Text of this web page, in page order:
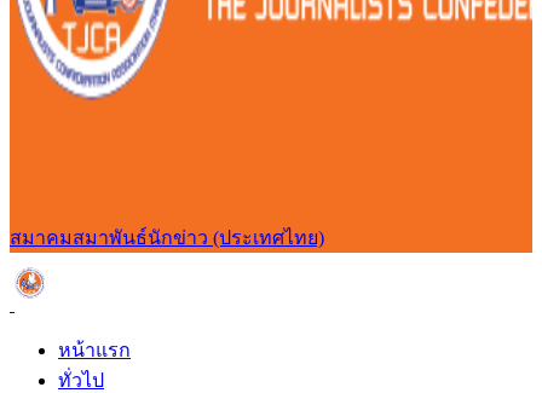
สมาคมสมาพันธ์นักข่าว (ประเทศไทย)
หน้าแรก
ทั่วไป